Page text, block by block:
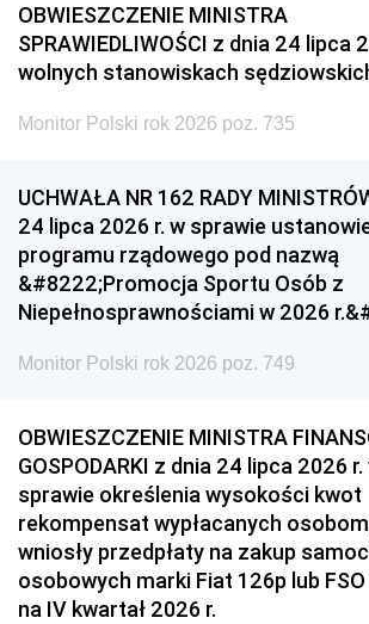
OBWIESZCZENIE MINISTRA
SPRAWIEDLIWOŚCI z dnia 24 lipca
wolnych stanowiskach
Monitor Polski rok 2026 poz. 735
UCHWAŁA NR 162 RADY
24 lipca 2026 r. w sprawie
programu rządowego pod nazwą
&#8222;Promocja Sportu Osób z
Niepełnosprawnościami w 2026
Monitor Polski rok 2026 poz. 749
OBWIESZCZENIE MINISTRA
GOSPODARKI z dnia 24 lipca 2026 r.
sprawie określenia wysokości kwot
rekompensat wypłacanych
wniosły przedpłaty na zakup
osobowych marki Fiat 126p lub
na IV kwartał 2026 r.